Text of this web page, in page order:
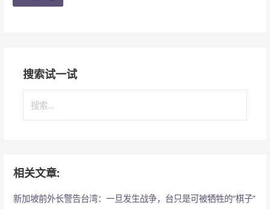
搜索试一试
索
相关文章:
新加坡前外长警告台湾：一旦发生战争，台只是可被牺牲的“棋子”